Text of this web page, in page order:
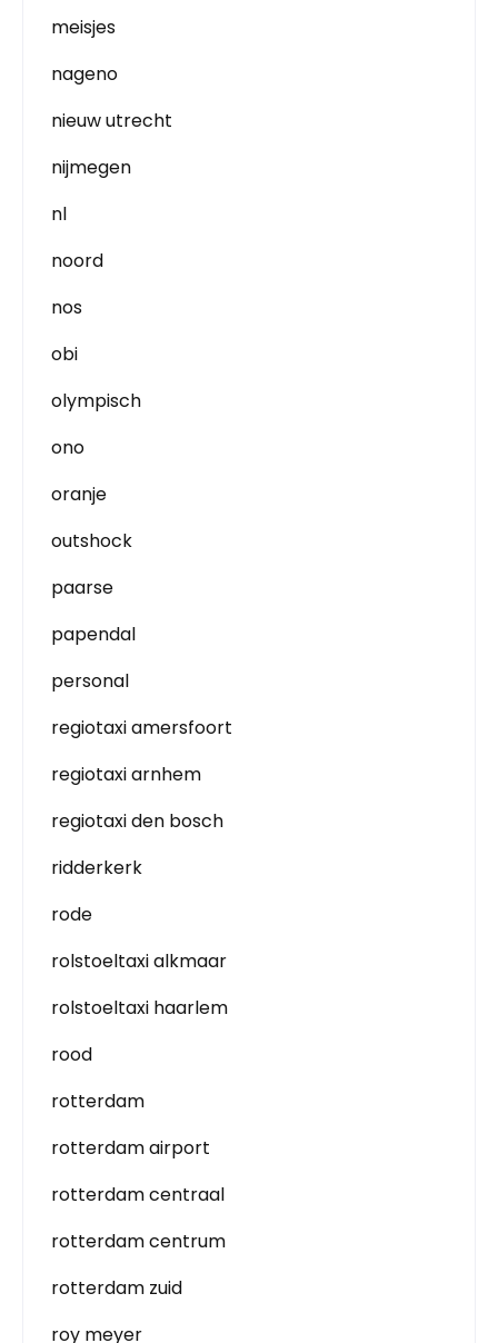
meisjes
nageno
nieuw utrecht
nijmegen
nl
noord
nos
obi
olympisch
ono
oranje
outshock
paarse
papendal
personal
regiotaxi amersfoort
regiotaxi arnhem
regiotaxi den bosch
ridderkerk
rode
rolstoeltaxi alkmaar
rolstoeltaxi haarlem
rood
rotterdam
rotterdam airport
rotterdam centraal
rotterdam centrum
rotterdam zuid
roy meyer